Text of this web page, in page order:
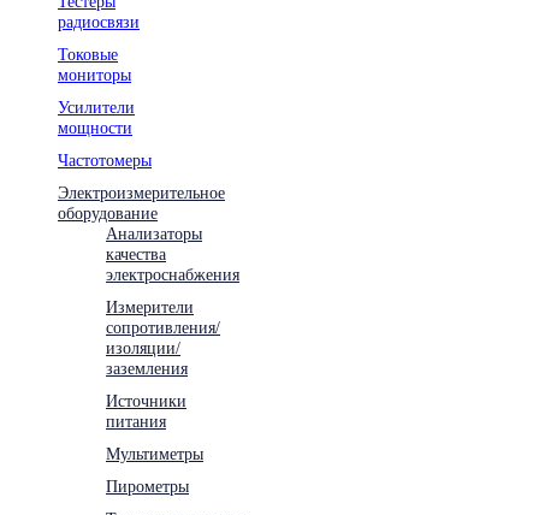
радиосвязи
Токовые
мониторы
Усилители
мощности
Частотомеры
Электроизмерительное
оборудование
Анализаторы
качества
электроснабжения
Измерители
сопротивления/
изоляции/
заземления
Источники
питания
Мультиметры
Пирометры